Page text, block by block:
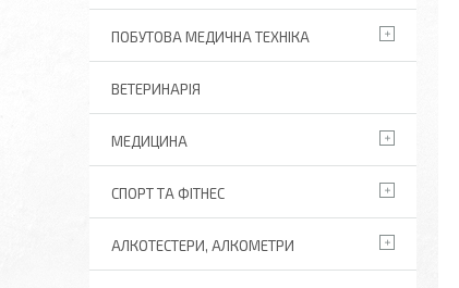
ПОБУТОВА МЕДИЧНА ТЕХНІКА
ВЕТЕРИНАРІЯ
МЕДИЦИНА
СПОРТ ТА ФІТНЕС
АЛКОТЕСТЕРИ, АЛКОМЕТРИ